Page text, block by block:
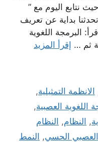
نتابع اليوم مع ”
بداية عن تعريف
البرمجة اللغوية
ثم … إقرأ المزيد
الانظمة التمثيلية,
اللغوية العصبية,
, النظام, النظام
العصبي الحسي, النمط